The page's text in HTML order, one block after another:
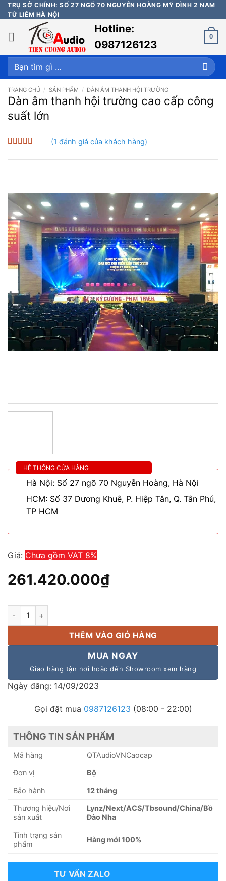
Bỏ
qua
nội
dung
TRỤ SỞ CHÍNH: SỐ 27 NGÕ 70 NGUYỄN HOÀNG MỸ ĐÌNH 2 NAM
TỪ LIÊM HÀ NỘI
Hotline:
0987126123
0
Tìm
kiếm:
TRANG CHỦ / SẢN PHẨM / DÀN ÂM THANH HỘI TRƯỜNG
Dàn âm thanh hội trường cao cấp công
suất lớn
trênđánh
(1 đánh giá của khách hàng)
HỆ THỐNG CỬA HÀNG
Hà Nội: Số 27 ngõ 70 Nguyễn Hoàng, Hà Nội
HCM: Số 37 Dương Khuê, P. Hiệp Tân, Q. Tân Phú,
TP HCM
Giá: Chưa gồm VAT 8%
261.420.000₫
Dàn âm thanh hội trường cao cấp công suất lớn số lượng
THÊM VÀO GIỎ HÀNG
MUA NGAY
Giao hàng tận nơi hoặc đến Showroom xem hàng
Ngày đăng: 14/09/2023
Gọi đặt mua 0987126123 (08:00 - 22:00)
THÔNG TIN SẢN PHẨM
Mã hàng QTAudioVNCaocap
Đơn vị Bộ
Bảo hành 12 tháng
Thương hiệu/Nơi
sản xuất
Lynz/Next/ACS/Tbsound/China/Bồ
Đào Nha
Tình trạng sản
phẩm
Hàng mới 100%
TƯ VẤN ZALO